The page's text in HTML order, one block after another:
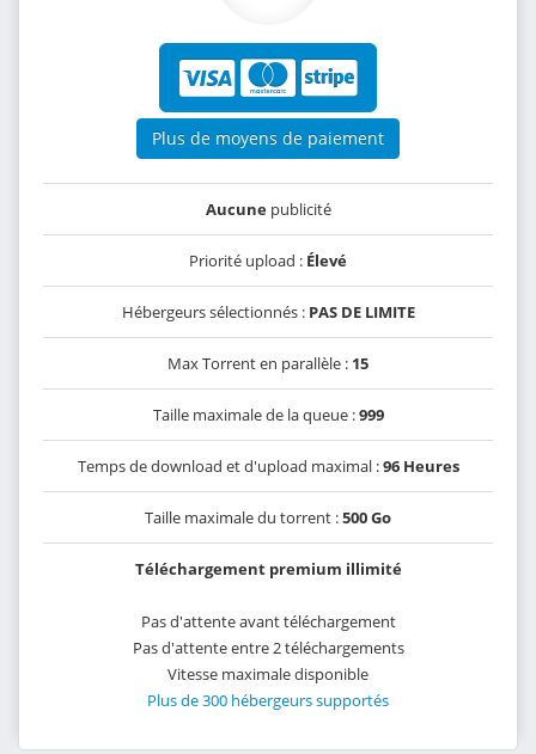
Plus de moyens de paiement
Aucunepublicité
Priorité upload : Élevé
Hébergeurs sélectionnés : PAS DE LIMITE
Max Torrent en parallèle : 15
Taille maximale de la queue :999
Temps de download et d'upload maximal :96 Heures
Taille maximale du torrent :500 Go
Téléchargement premium illimité
Pas d'attente avant téléchargement
Pas d'attente entre 2 téléchargements
Vitesse maximale disponible
Plus de 300 hébergeurs supportés